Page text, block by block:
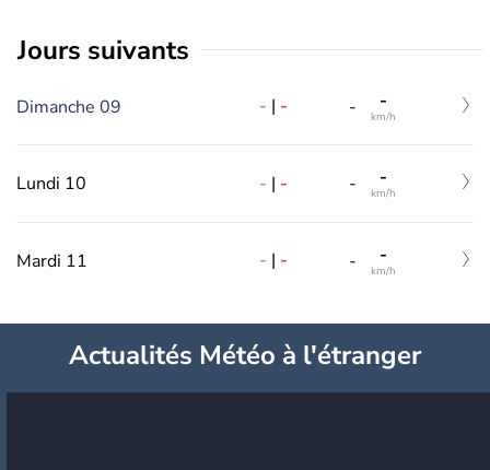
jours suivants
Dimanche 09 - | - - -
km/h
Lundi 10 - | - - -
km/h
Mardi 11 - | - - -
km/h
Actualités Météo à l'étranger